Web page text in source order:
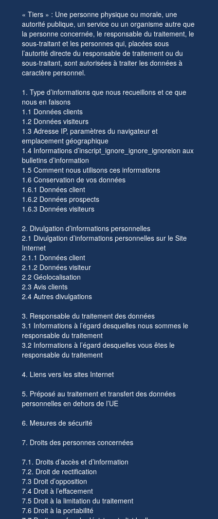
« Tiers » : Une personne physique ou morale, une
autorité publique, un service ou un organisme autre que
la personne concernée, le responsable du traitement, le
sous-traitant et les personnes qui, placées sous
l’autorité directe du responsable de traitement ou du
sous-traitant, sont autorisées à traiter les données à
caractère personnel.
1. Type d’informations que nous recueillons et ce que
nous en faisons
1.1 Données clients
1.2 Données visiteurs
1.3 Adresse IP, paramètres du navigateur et
emplacement géographique
1.4 Informations d’inscript_ignore_ignore_ignoreion aux
bulletins d’information
1.5 Comment nous utilisons ces informations
1.6 Conservation de vos données
1.6.1 Données client
1.6.2 Données prospects
1.6.3 Données visiteurs
2. Divulgation d’informations personnelles
2.1 Divulgation d’informations personnelles sur le Site
Internet
2.1.1 Données client
2.1.2 Données visiteur
2.2 Géolocalisation
2.3 Avis clients
2.4 Autres divulgations
3. Responsable du traitement des données
3.1 Informations à l’égard desquelles nous sommes le
responsable du traitement
3.2 Informations à l’égard desquelles vous êtes le
responsable du traitement
4. Liens vers les sites Internet
5. Préposé au traitement et transfert des données
personnelles en dehors de l’UE
6. Mesures de sécurité
7. Droits des personnes concernées
7.1. Droits d’accès et d’information
7.2. Droit de rectification
7.3 Droit d’opposition
7.4 Droit à l’effacement
7.5 Droit à la limitation du traitement
7.6 Droit à la portabilité